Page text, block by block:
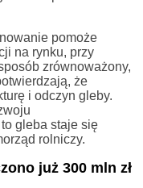
pomoże
na rynku, przy
zrównoważony,
że
i odczyn gleby.
gleba staje się
rolniczy.
już 300 mln zł